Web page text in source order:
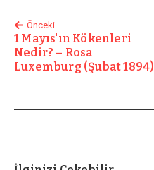
Önceki
1 Mayıs'ın Kökenleri
Nedir? – Rosa
Luxemburg (Şubat 1894)